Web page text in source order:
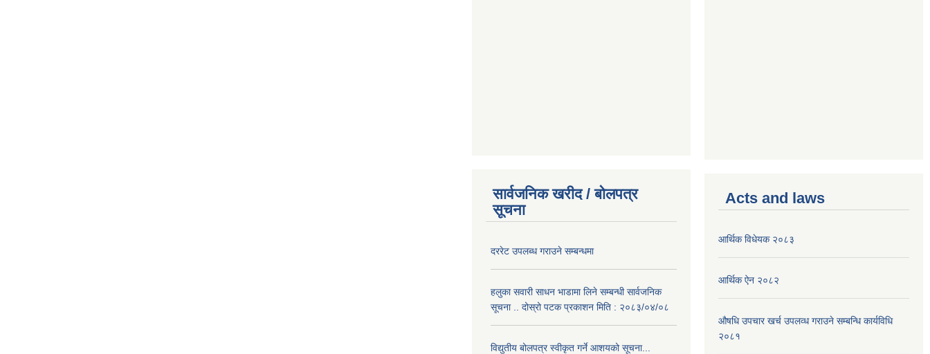
सार्वजनिक खरीद / बोलपत्र
सूचना
दररेट उपलब्ध गराउने सम्बन्धमा
हलुका सवारी साधन भाडामा लिने सम्बन्धी सार्वजनिक
सूचना .. दोस्रो पटक प्रकाशन मिति : २०८३/०४/०८
विद्युतीय बोलपत्र स्वीकृत गर्ने आशयको सूचना...
Acts and laws
आर्थिक विधेयक २०८३
आर्थिक ऐन २०८२
औषधि उपचार खर्च उपलव्ध गराउने सम्बन्धि कार्यविधि
२०८१